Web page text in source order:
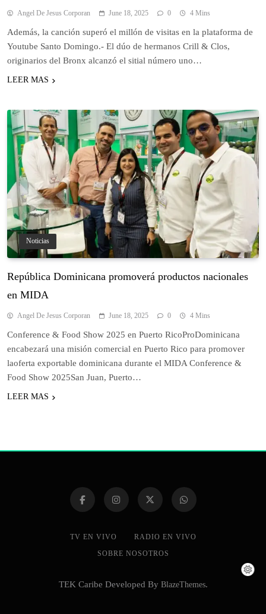
Angel De Jesus Corporan June 18, 2025 0 4 Mins
Además, la canción superó el millón de visitas en la plataforma de
Youtube Santo Domingo.- El dúo de hermanos Crill & Clos,
originarios del Bronx alcanzó el sitial número uno…
LEER MAS
Noticias
República Dominicana promoverá productos nacionales
en MIDA
Angel De Jesus Corporan June 18, 2025 0 4 Mins
Conference & Food Show 2025 en Puerto RicoProDominicana
encabezará una misión comercial en Puerto Rico para promover
laoferta exportable dominicana durante el MIDA Conference &
Food Show 2025San Juan, Puerto…
LEER MAS
TV EN VIVO
RADIO EN VIVO
SOBRE NOSOTROS
TEK Caribe Developed By BlazeThemes.